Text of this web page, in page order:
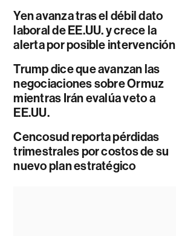
Yen avanza tras el débil dato
laboral de EE.UU. y crece la
alerta por posible intervención
Trump dice que avanzan las
negociaciones sobre Ormuz
mientras Irán evalúa veto a
EE.UU.
Cencosud reporta pérdidas
trimestrales por costos de su
nuevo plan estratégico